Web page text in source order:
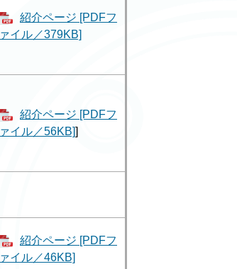
紹介ページ [PDFフ
ァイル／379KB]
紹介ページ [PDFフ
ァイル／56KB]]
紹介ページ [PDFフ
ァイル／46KB]